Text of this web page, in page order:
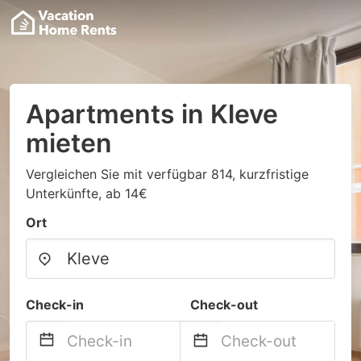
Apartments in Kleve
mieten
Vergleichen Sie mit verfügbar 814, kurzfristige
Unterkünfte, ab 14€
Ort
Check-in Check-out